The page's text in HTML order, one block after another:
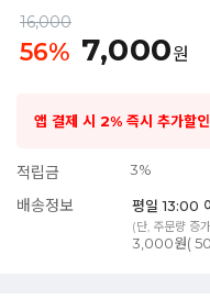
16,000
56% 7,000원
앱 결제 시 2% 즉시 추가할인
적립금 3%
배송정보 평일 13:00
(단, 주문량 증
3,000원(